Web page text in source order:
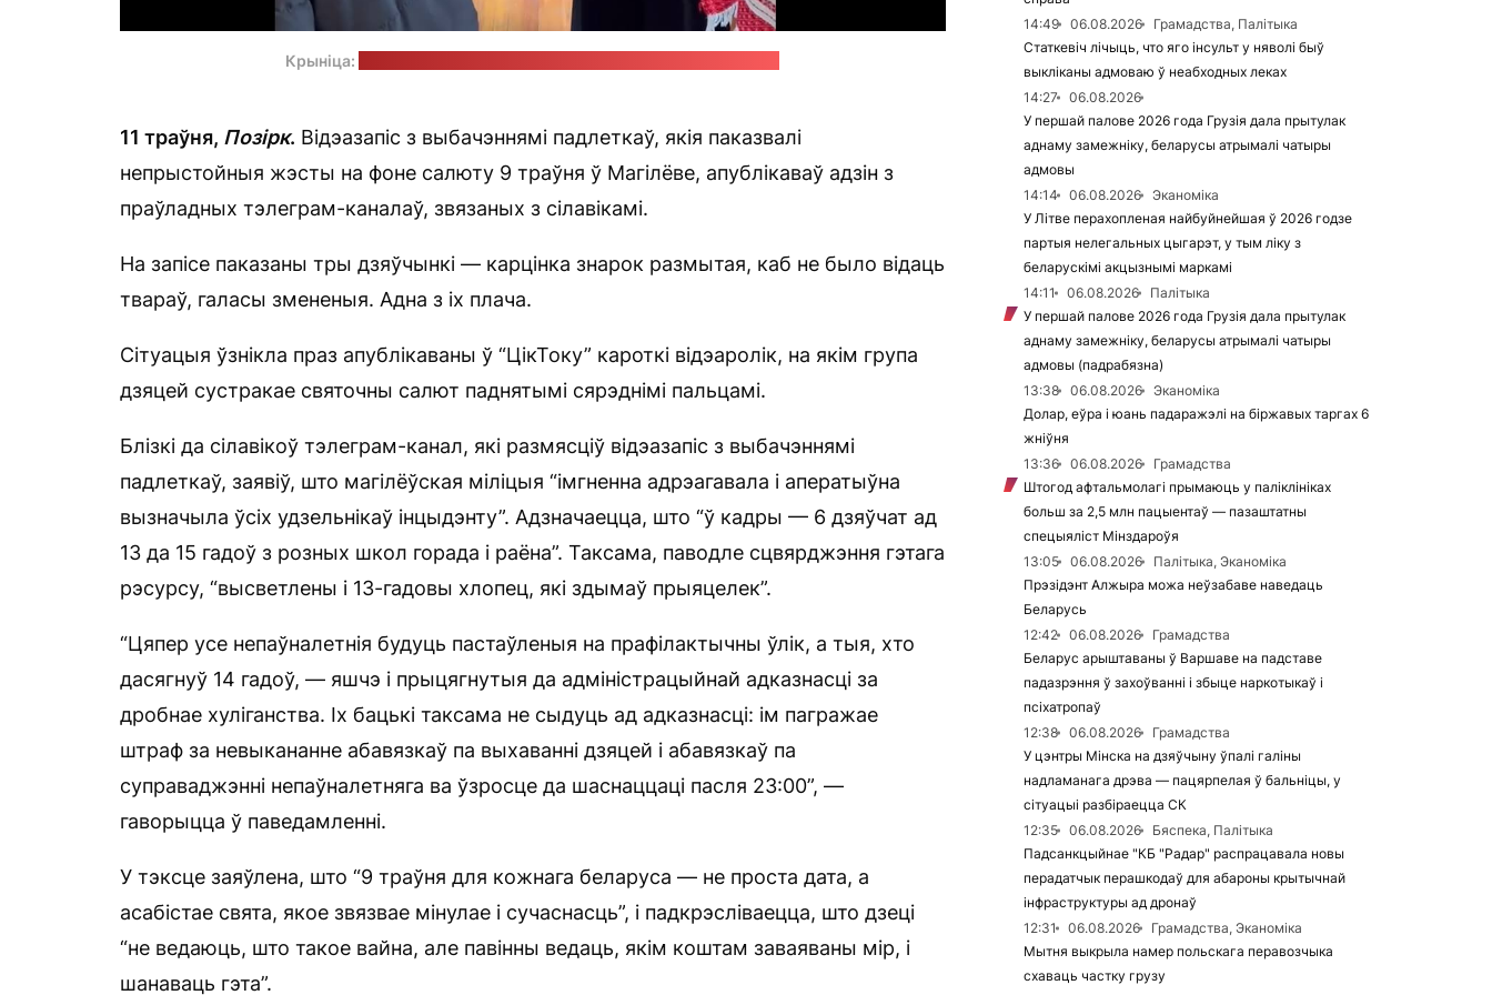
Крыніца:
11 траўня, Позірк. Відэазапіс з выбачэннямі падлеткаў, якія паказвалі
непрыстойныя жэсты на фоне салюту 9 траўня ў Магілёве, апублікаваў адзін з
праўладных тэлеграм-каналаў, звязаных з сілавікамі.
На запісе паказаны тры дзяўчынкі — карцінка знарок размытая, каб не было відаць
твараў, галасы змененыя. Адна з іх плача.
Сітуацыя ўзнікла праз апублікаваны ў “ЦікТоку” кароткі відэаролік, на якім група
дзяцей сустракае святочны салют паднятымі сярэднімі пальцамі.
Блізкі да сілавікоў тэлеграм-канал, які размясціў відэазапіс з выбачэннямі
падлеткаў, заявіў, што магілёўская міліцыя “імгненна адрэагавала і аператыўна
вызначыла ўсіх удзельнікаў інцыдэнту”. Адзначаецца, што “ў кадры — 6 дзяўчат ад
13 да 15 гадоў з розных школ горада і раёна”. Таксама, паводле сцвярджэння гэтага
рэсурсу, “высветлены і 13-гадовы хлопец, які здымаў прыяцелек”.
“Цяпер усе непаўналетнія будуць пастаўленыя на прафілактычны ўлік, а тыя, хто
дасягнуў 14 гадоў, — яшчэ і прыцягнутыя да адміністрацыйнай адказнасці за
дробнае хуліганства. Іх бацькі таксама не сыдуць ад адказнасці: ім пагражае
штраф за невыкананне абавязкаў па выхаванні дзяцей і абавязкаў па
суправаджэнні непаўналетняга ва ўзросце да шаснаццаці пасля 23:00”, —
гаворыцца ў паведамленні.
У тэксце заяўлена, што “9 траўня для кожнага беларуса — не проста дата, а
асабістае свята, якое звязвае мінулае і сучаснасць”, і падкрэсліваецца, што дзеці
“не ведаюць, што такое вайна, але павінны ведаць, якім коштам заваяваны мір, і
шанаваць гэта”.
14:49
06.08.2026
Грамадства, Палітыка
Статкевіч лічыць, что яго інсульт у няволі быў
выкліканы адмоваю ў неабходных леках
14:27
06.08.2026
У першай палове 2026 года Грузія дала прытулак
аднаму замежніку, беларусы атрымалі чатыры
адмовы
14:14
06.08.2026
Эканоміка
У Літве перахопленая найбуйнейшая ў 2026 годзе
партыя нелегальных цыгарэт, у тым ліку з
беларускімі акцызнымі маркамі
14:11
06.08.2026
Палітыка
У першай палове 2026 года Грузія дала прытулак
аднаму замежніку, беларусы атрымалі чатыры
адмовы (падрабязна)
13:38
06.08.2026
Эканоміка
Долар, еўра і юань падаражэлі на біржавых таргах 6
жніўня
13:36
06.08.2026
Грамадства
Штогод афтальмолагі прымаюць у паліклініках
больш за 2,5 млн пацыентаў — пазаштатны
спецыяліст Мінздароўя
13:05
06.08.2026
Палітыка, Эканоміка
Прэзідэнт Алжыра можа неўзабаве наведаць
Беларусь
12:42
06.08.2026
Грамадства
Беларус арыштаваны ў Варшаве на падставе
падазрэння ў захоўванні і збыце наркотыкаў і
псіхатропаў
12:38
06.08.2026
Грамадства
У цэнтры Мінска на дзяўчыну ўпалі галіны
надламанага дрэва — пацярпелая ў бальніцы, у
сітуацыі разбіраецца СК
12:35
06.08.2026
Бяспека, Палітыка
Падсанкцыйнае "КБ "Радар" распрацавала новы
перадатчык перашкодаў для абароны крытычнай
інфраструктуры ад дронаў
12:31
06.08.2026
Грамадства, Эканоміка
Мытня выкрыла намер польскага перавозчыка
схаваць частку грузу